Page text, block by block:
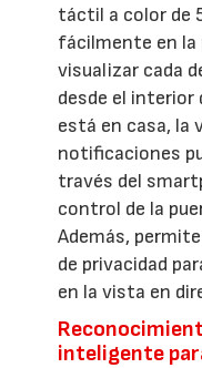
táctil a color de
fácilmente en la
visualizar cada
desde el interior
está en casa, la
notificaciones
través del
control de la
Además,
de privacidad
en la vista en
inteligente